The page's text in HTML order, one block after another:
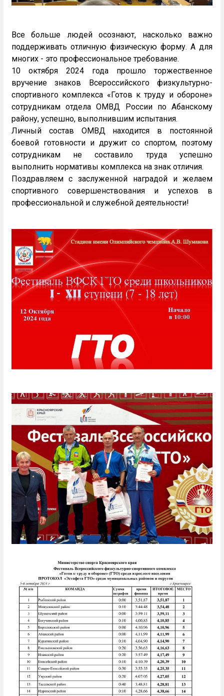
Все больше людей осознают, насколько важно
поддерживать отличную физическую форму. А для
многих - это профессиональное требование.
10 октября 2024 года прошло торжественное
вручение знаков Всероссийского физкультурно-
спортивного комплекса «Готов к труду и обороне»
сотрудникам отдела ОМВД России по Абанскому
району, успешно, выполнившим испытания.
Личный состав ОМВД находится в постоянной
боевой готовности и дружит со спортом, поэтому
сотрудникам не составило труда успешно
выполнить нормативы комплекса на знак отличия.
Поздравляем с заслуженной наградой и желаем
спортивного совершенствования и успехов в
профессиональной и служебной деятельности!